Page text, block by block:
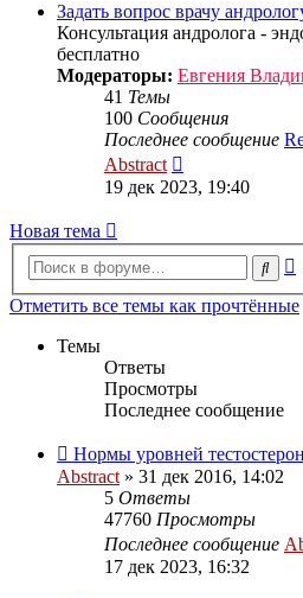
Задать вопрос врачу
Консультация андролога -
бесплатно
Модераторы: Евгения
41 Темы
100 Сообщения
Последнее сообщение
Abstract
к
последнему
19 дек 2023, 19:40
Новая тема
Поиск
Отметить все темы как прочтённые
Темы
Ответы
Просмотры
Последнее сообщение
Нормы уровней
Abstract » 31 дек 2016, 14:02
5 Ответы
47760 Просмотры
Последнее сообщение
17 дек 2023, 16:32